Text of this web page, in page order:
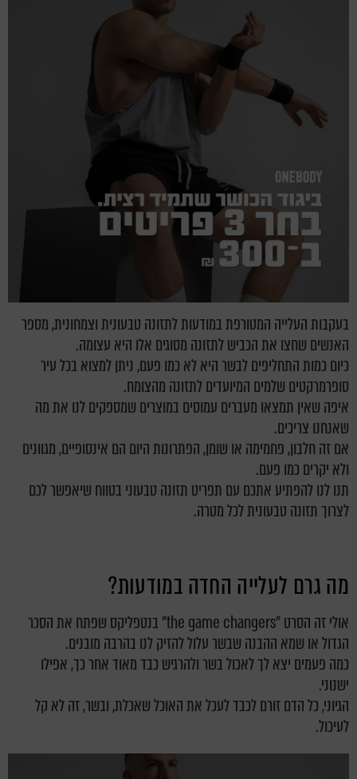
בעקבות העלייה המטורפת במודעות לתזונה טבעונית וצמחונית, מספר
האנשים שחצו את הכביש לתזונה מסוגים אלו היא עצומה.
כיום כמות התחליפים לבשר היא לא כמו פעם, ניתן למצוא בכל עיר
סופרמרקטים שלמים המיועדים לתזונה מהצומח.
איפה שאין תמצאו מעברים עמוסים במוצרים שמספקים לנו את מה
שאנחנו צריכים.
אם זה חלבון, פחמימה או שומן, הפתרונות היום הם אינסופיים, מגוונים
ולא יקרים כמו פעם.
תנו לנו להפתיע אתכם עם תפריט תזונה טבעוני בטווח שיאפשר לכם
לצרוך תזונה טבעונית לכל מטרה.
מה גרם לעלייה החדה במודעות?
אולי זה הסרט "the game changers" בנטפליקס שפתח את הסכר
הגדול או שמא ההבנה שבשר עלול להזיק לנו בהרבה מובנים.
כמה פעמים יצא לך לאכול בשר ולהרגיש כבד מאוד אחר כך, אפילו
ישנוני.
הגיוני, כל הדם זורם לכבד לעכל את האוכל שאכלת, ובשר, זה לא קל
לעיכול.